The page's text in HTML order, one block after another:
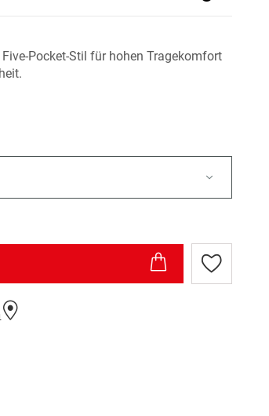
Pocket-Stil für hohen Tragekomfort
Zur
Wunschliste